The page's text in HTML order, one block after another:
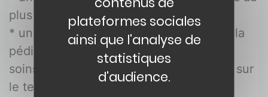
plus près des patients
* un appui renforcé aux maternités et à la
pédiatrie du territoire avec une offre de
soins complètes et un maillage efficace sur
le territoire
plateformes sociales
ainsi que l'analyse de
statistiques
d'audience.